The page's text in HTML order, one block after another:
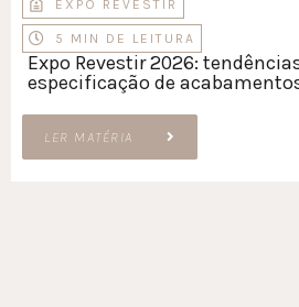
EXPO REVESTIR
5 MIN DE LEITURA
Expo Revestir 2026:
especificação de
LER MATÉRIA